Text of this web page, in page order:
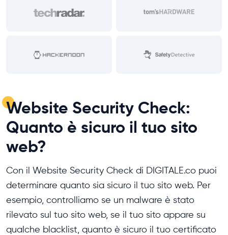
Website Security Check:
Quanto è sicuro il tuo sito
web?
Con il Website Security Check di DIGITALE.co puoi
determinare quanto sia sicuro il tuo sito web. Per
esempio, controlliamo se un malware è stato
rilevato sul tuo sito web, se il tuo sito appare su
qualche blacklist, quanto è sicuro il tuo certificato